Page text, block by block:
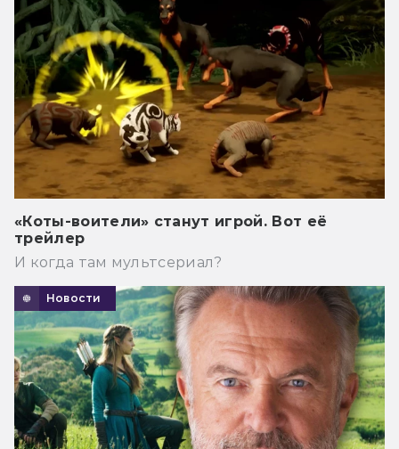
«Коты-воители» станут игрой. Вот её
трейлер
И когда там мультсериал?
Новости